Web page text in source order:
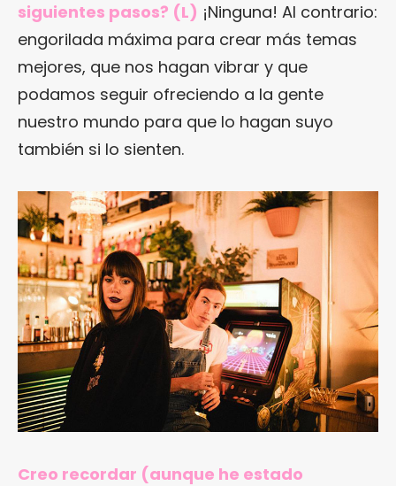
siguientes pasos? (L) ¡Ninguna! Al contrario:
engorilada máxima para crear más temas
mejores, que nos hagan vibrar y que
podamos seguir ofreciendo a la gente
nuestro mundo para que lo hagan suyo
también si lo sienten.
Creo recordar (aunque he estado